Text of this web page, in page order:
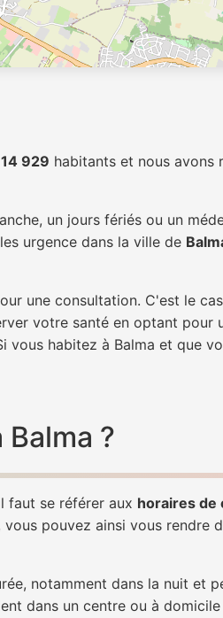
14 929 habitants et nous avons
un jours fériés ou un
urgence dans la ville de
une consultation. C'est le
votre santé en optant pour
vous habitez à Balma et que
?
faut se référer aux horaires de
pouvez ainsi vous rendre
notamment dans la nuit et
dans un centre ou à